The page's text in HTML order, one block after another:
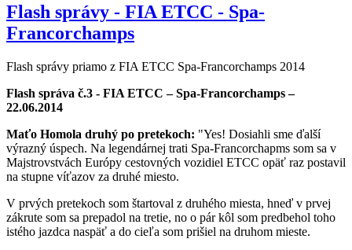
Flash správy - FIA ETCC - Spa-
Francorchamps
Flash správy priamo z FIA ETCC Spa-Francorchamps 2014
Flash správa č.3 - FIA ETCC – Spa-Francorchamps –
22.06.2014
Maťo Homola druhý po pretekoch: "Yes! Dosiahli sme ďalší
výrazný úspech. Na legendárnej trati Spa-Francorchapms som sa v
Majstrovstvách Európy cestovných vozidiel ETCC opäť raz postavil
na stupne víťazov za druhé miesto.
V prvých pretekoch som štartoval z druhého miesta, hneď v prvej
zákrute som sa prepadol na tretie, no o pár kôl som predbehol toho
istého jazdca naspäť a do cieľa som prišiel na druhom mieste.